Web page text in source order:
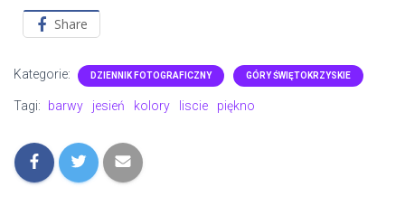
Share
Kategorie: DZIENNIK FOTOGRAFICZNY GÓRY ŚWIĘTOKRZYSKIE
Tagi: barwy jesień kolory liscie piękno